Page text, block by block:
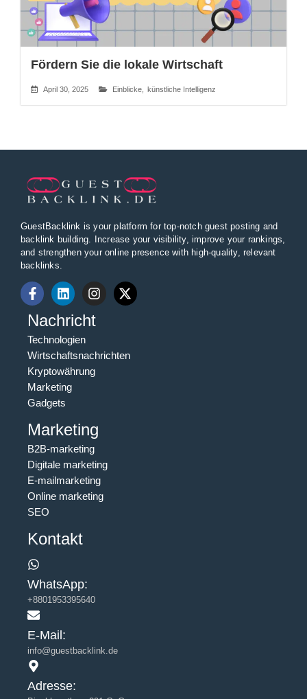
Fördern Sie die lokale Wirtschaft
April 30, 2025 Einblicke künstliche Intelligenz
GuestBacklink is your platform for top-notch guest posting and
backlink building. Increase your visibility, improve your rankings,
and strengthen your online presence with high-quality, relevant
backlinks.
Nachricht
Technologien
Wirtschaftsnachrichten
Kryptowährung
Marketing
Gadgets
Marketing
B2B-marketing
Digitale marketing
E-mailmarketing
Online marketing
SEO
Kontakt
WhatsApp:
+8801953395640
E-Mail:
info@guestbacklink.de
Adresse: